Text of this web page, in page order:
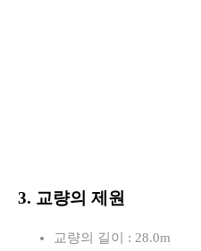
3. 교량의 제원
교량의 길이 : 28.0m